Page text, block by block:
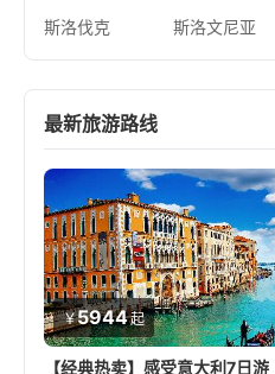
斯洛伐克 斯洛文尼亚
最新旅游路线
￥5944起
【经典热卖】感受意大利7日游